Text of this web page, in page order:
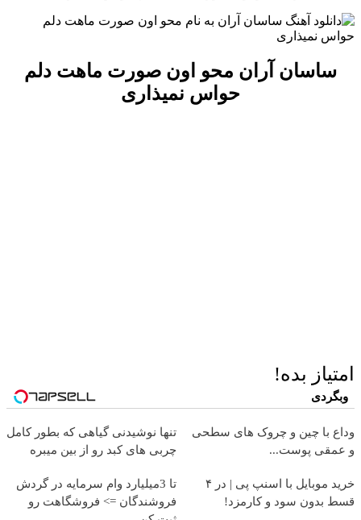
ساسان آران محو اون صورت ماهت دلم
حواس نمیذاری
امتیاز بده!
وبگردی
وداع با چین و چروک های سطحی
و عمقی پوست...
تنها نوشیدنی گیاهی که بطور کامل
چربی های کبد رو از بین میبره
خرید موبایل با اسنپ پی | در ۴
قسط بدون سود و کارمزد!
تا 3میلیارد وام سرمایه در گردش
فروشندگان => فروشگاهت رو